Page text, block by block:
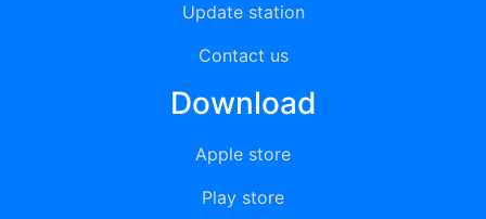
Update station
Contact us
Download
Apple store
Play store